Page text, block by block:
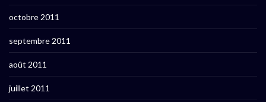
octobre 2011
septembre 2011
août 2011
juillet 2011